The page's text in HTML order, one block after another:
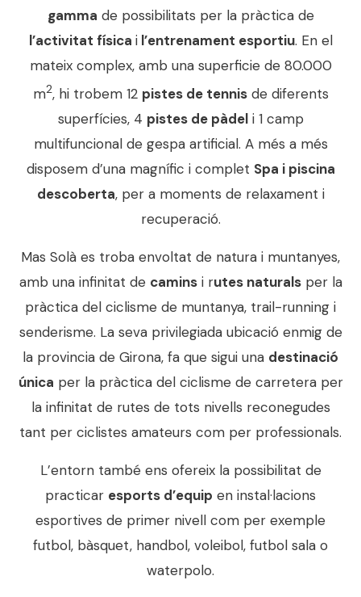
gamma de possibilitats per la pràctica de
l’activitat física il’entrenament esportiu. En el
mateix complex, amb una superficie de 80.000
m2, hi trobem 12 pistes de tennisde diferents
superfícies, 4 pistes de pàdeli 1 camp
multifuncional de gespa artificial. A més a més
disposem d’una magnífic i complet Spa i piscina
descoberta, per a moments de relaxament i
recuperació.
Mas Solà es troba envoltat de natura i muntanyes,
amb una infinitat de caminsi rutes naturalsper la
pràctica del ciclisme de muntanya, trail-running i
senderisme. La seva privilegiada ubicació enmig de
la provincia de Girona, fa que sigui una destinació
única per la pràctica del ciclisme de carretera per
la infinitat de rutes de tots nivells reconegudes
tant per ciclistes amateurs com per professionals.
L’entorn també ens ofereix la possibilitat de
practicar esports d’equip en instal·lacions
esportives de primer nivell com per exemple
futbol, bàsquet, handbol, voleibol, futbol sala o
waterpolo.